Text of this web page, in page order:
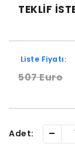
TEKLIF
Liste Fiyatı:
507 Euro
Adet: -